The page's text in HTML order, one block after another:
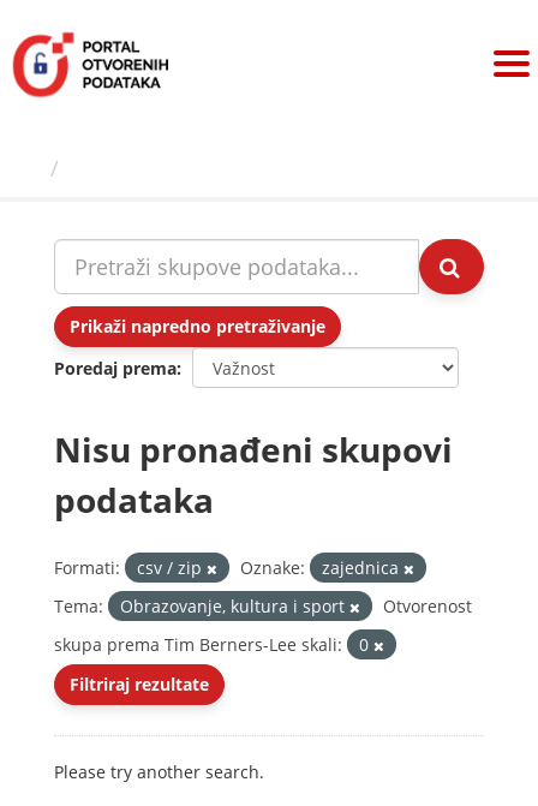
sadržaj
Prikaži napredno pretraživanje
Poredaj prema
Nisu pronađeni skupovi
podataka
Formati: csv / zip Oznake:
zajednica
Tema:
Obrazovanje, kultura i sport
Otvorenost
skupa prema Tim Berners-Lee skali:
0
Filtriraj rezultate
Please try another search.